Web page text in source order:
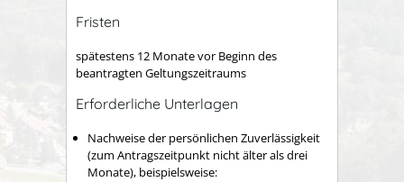
Fristen
spätestens 12 Monate vor Beginn des
beantragten Geltungszeitraums
Erforderliche Unterlagen
Nachweise der persönlichen Zuverlässigkeit
(zum Antragszeitpunkt nicht älter als drei
Monate), beispielsweise: